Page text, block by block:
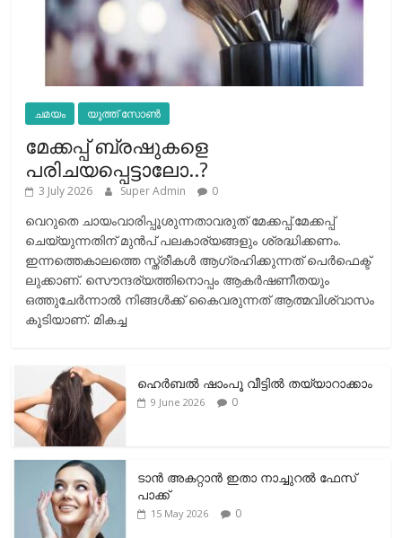
ചമയം യൂത്ത് സോൺ
മേക്കപ്പ് ബ്രഷുകളെ
പരിചയപ്പെട്ടാലോ..?
3 July 2026 Super Admin 0
വെറുതെ ചായംവാരിപ്പൂശുന്നതാവരുത് മേക്കപ്പ്.മേക്കപ്പ്
ചെയ്യുന്നതിന് മുന്‍പ് പലകാര്യങ്ങളും ശ്രദ്ധിക്കണം.
ഇന്നത്തെകാലത്തെ സ്ത്രീകള്‍ ആഗ്രഹിക്കുന്നത് പെര്‍ഫെക്ട്
ലുക്കാണ്. സൌന്ദര്യത്തിനൊപ്പം ആകര്‍ഷണീതയും
ഒത്തുചേര്‍ന്നാല്‍ നിങ്ങള്‍ക്ക് കൈവരുന്നത് ആത്മവിശ്വാസം
കൂടിയാണ്. മികച്ച
ഹെര്‍ബല്‍ ഷാംപൂ വീട്ടില്‍ തയ്യാറാക്കാം
9 June 2026 0
ടാന്‍ അകറ്റാന്‍ ഇതാ നാച്ചുറല്‍ ഫേസ്
പാക്ക്
15 May 2026 0